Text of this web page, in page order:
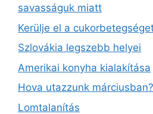
savasságuk miatt
Kerülje el a
Szlovákia legszebb helyei
Amerikai konyha kialakítása
Hova utazzunk márciusban?
Lomtalanítás